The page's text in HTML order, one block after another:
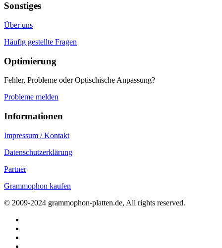
Sonstiges
Über uns
Häufig gestellte Fragen
Optimierung
Fehler, Probleme oder Optischische Anpassung?
Probleme melden
Informationen
Impressum / Kontakt
Datenschutzerklärung
Partner
Grammophon kaufen
© 2009-2024 grammophon-platten.de, All rights reserved.